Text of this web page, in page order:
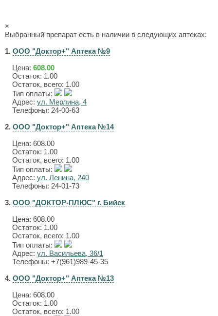
×
Выбранный препарат есть в наличии в следующих аптеках:
1. ООО "Доктор+" Аптека №9
Цена: 608.00
Остаток: 1.00
Остаток, всего: 1.00
Тип оплаты:
Адрес: ул. Мерлина, 4
Телефоны: 24-00-63
2. ООО "Доктор+" Аптека №14
Цена: 608.00
Остаток: 1.00
Остаток, всего: 1.00
Тип оплаты:
Адрес: ул. Ленина, 240
Телефоны: 24-01-73
3. ООО "ДОКТОР-ПЛЮС" г. Бийск
Цена: 608.00
Остаток: 1.00
Остаток, всего: 1.00
Тип оплаты:
Адрес: ул. Васильева, 36/1
Телефоны: +7(961)989-45-35
4. ООО "Доктор+" Аптека №13
Цена: 608.00
Остаток: 1.00
Остаток, всего: 1.00